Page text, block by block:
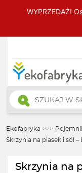
WYPRZEDAŻ!
Wyszukiwarka
produktów
Ekofabryka >>>
Skrzynia na piasek i sól
Skrzynia na